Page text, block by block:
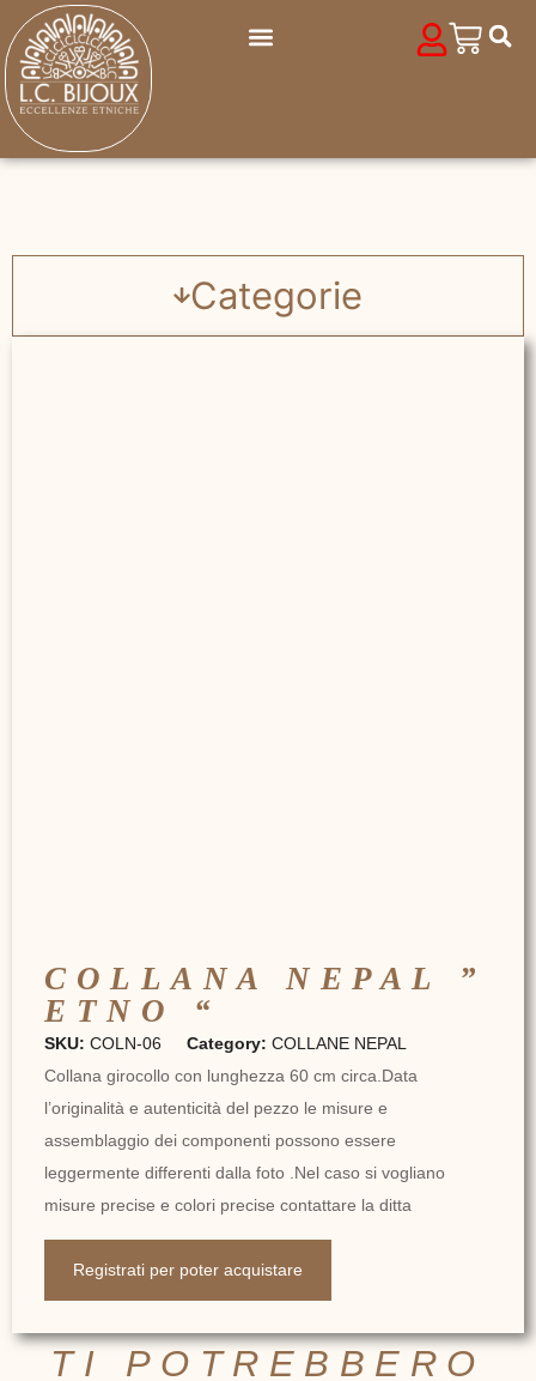
Categorie
COLLANA NEPAL ”
ETNO “
SKU: COLN-06 Category: COLLANE NEPAL
Collana girocollo con lunghezza 60 cm circa.Data
l’originalità e autenticità del pezzo le misure e
assemblaggio dei componenti possono essere
leggermente differenti dalla foto .Nel caso si vogliano
misure precise e colori precise contattare la ditta
Registrati per poter acquistare
TI POTREBBERO